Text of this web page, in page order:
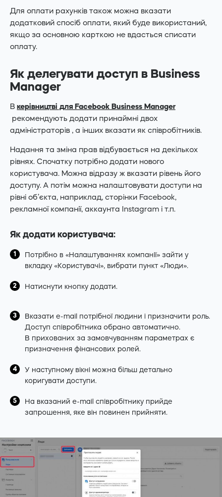
Для оплати рахунків також можна вказати
додатковий спосіб оплати, який буде використаний,
якщо за основною карткою не вдасться списати
оплату.
Як делегувати доступ в Business
Manager
В керівництві для Facebook Business Manager
рекомендують додати принаймні двох
адміністраторів , а інших вказати як співробітників.
Надання та зміна прав відбувається на декількох
рівнях. Спочатку потрібно додати нового
користувача. Можна відразу ж вказати рівень його
доступу. А потім можна налаштовувати доступи на
рівні об’єкта, наприклад, сторінки Facebook,
рекламної компанії, аккаунта Instagram і т.п.
Як додати користувача:
Потрібно в «Налаштуваннях компанії» зайти у
вкладку «Користувачі», вибрати пункт «Люди».
Натиснути кнопку додати.
Вказати e-mail потрібної людини і призначити роль.
Доступ співробітника обрано автоматично.
В прихованих за замовчуванням параметрах є
призначення фінансових ролей.
У наступному вікні можна більш детально
коригувати доступи.
На вказаний e-mail співробітнику прийде
запрошення, яке він повинен прийняти.